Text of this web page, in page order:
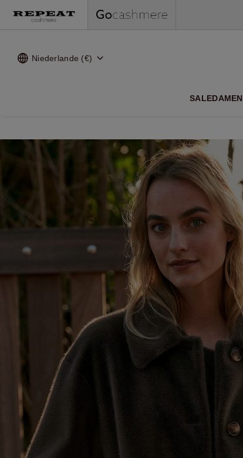
Niederlande (€)
SALEDAMEN